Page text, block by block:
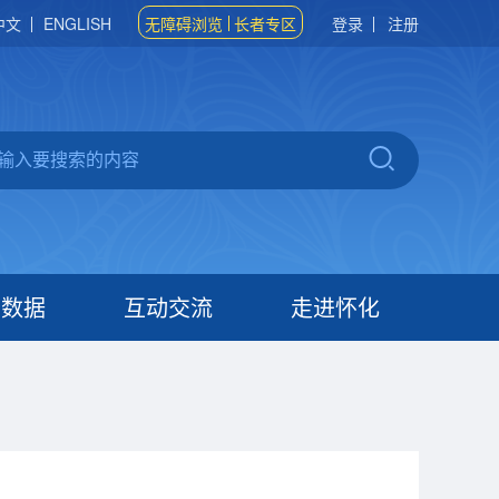
文 ENGLISH 无障碍浏览 长者专区 登录 注册
据 互动交流 走进怀化